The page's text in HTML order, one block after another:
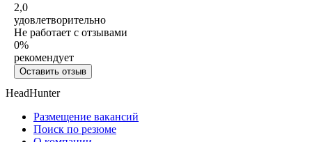
2,0
удовлетворительно
Не работает с отзывами
0%
рекомендует
Оставить отзыв
HeadHunter
Размещение вакансий
Поиск по резюме